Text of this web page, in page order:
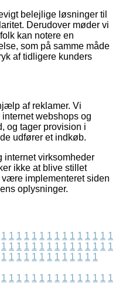
belejlige løsninger til
Derudover møder vi
kan notere en
som på samme måde
af tidligere kunders
af reklamer. Vi
webshops og
og tager provision i
udfører et indkøb.
internet virksomheder
ikke at blive stillet
implementeret siden
oplysninger.
1 1 1 1 1 1 1 1 1 1 1 1 1 1 1
1 1 1 1 1 1 1 1 1 1 1 1 1 1 1
1 1 1 1 1 1 1 1 1 1 1 1 1
1 1 1 1 1 1 1 1 1 1 1 1 1 1 1